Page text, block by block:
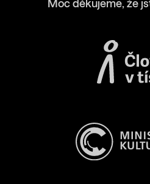
Moc děkujeme, že